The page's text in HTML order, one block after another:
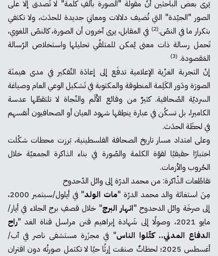
يَرى بعض الباحثين أنّ مقولة "الصورة بألفِ كلمة" لا تَصدق إلّا على
الصور "الجيّدة" التي تُضيف دلالات ومعانيَ جديدة للحدَث، ولا تكتفي
بتكرار ما في النصّ.(2)
في المقابل، يرى آخرون أن الصورة، كالنصّ اللغوي،
تَحمل رسالة ذات معنى يُمكن للمتلقّي تحليلها واستخلاص الرّسالة
المَقصودة. (3)
إنّ التجربة الغزّية الإعلامية تدفَع إلى إعادَة التّفكير في مدى هيمنَة
الصورَة ودَور الكَلِمة المنطوقة والمكتوبة في تَشكيل الوعي العام وصياغة
السرديّة الصّحافية. كثيرٌ من وقائع الأَلَم والنّجاة لا تلتقطُها عدسة
الكاميرا، بل تسكُن في عبارة ينطِقها شهود العيان أو الصحافيون أنفسهم
في لحظَة الحدَث.
وعلى امتداد مسار تاريخ الصحافة الفلسطينية، بَرزت محطات شكّلت
اختبارًا حقيقيًا لقوّة الكلمة والصّورة في بناء الذاكرة الجمعيّة خلال
الحُروب والأزمات.
تقاطُعات الذّاكرة: من محمد الدرّة إلى وائل الدّحدوح
مِنَ استغاثة والد محمد الدرّة "مات الولد
" في أيلول/سبتمبر 2000،
إلى صرخَة وائل الدحدوح "انهار البرج" خلال قصفِ برج الجلاء في أيار/
مايو 2021، وصولًا إلى شَهادة إبراهيم قنن مراسل قناة الغد "
راح
الدفاع المدني.. كتّلوا الناس" في مجزَرة مستشفى ناصر في آب/
أغسطس 2025؛ لحظاتٌ صنعَت إرثًا حيًا لا تكتمل صورتُه دون اقتران